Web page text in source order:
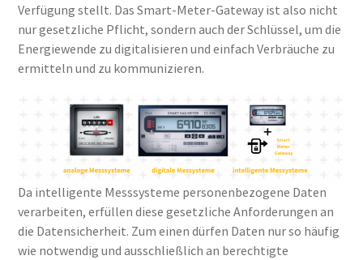
Verfügung stellt. Das Smart-Meter-Gateway ist also nicht
nur gesetzliche Pflicht, sondern auch der Schlüssel, um die
Energiewende zu digitalisieren und einfach Verbräuche zu
ermitteln und zu kommunizieren.
Da intelligente Messsysteme personenbezogene Daten
verarbeiten, erfüllen diese gesetzliche Anforderungen an
die Datensicherheit. Zum einen dürfen Daten nur so häufig
wie notwendig und ausschließlich an berechtigte